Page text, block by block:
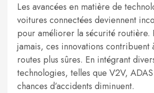
Les avancées en matière de
voitures connectées deviennent
pour améliorer la sécurité routière.
jamais, ces innovations contribuent
routes plus sûres. En intégrant
technologies, telles que V2V,
chances d’accidents diminuent.